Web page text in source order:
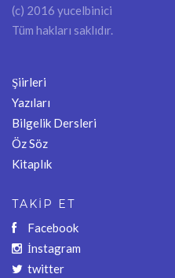
(c) 2016 yucelbinici
Tüm hakları saklıdır.
Şiirleri
Yazıları
Bilgelik Dersleri
Öz Söz
Kitaplık
TAKİP ET
Facebook
İnstagram
twitter